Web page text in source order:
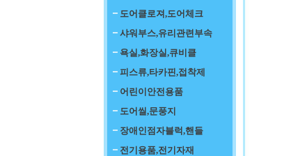
도어클로져,도어체크
샤워부스,유리관련부속
욕실,화장실,큐비클
피스류,타카핀,접착제
어린이안전용품
도어씰,문풍지
장애인점자블럭,핸들
전기용품,전기자재